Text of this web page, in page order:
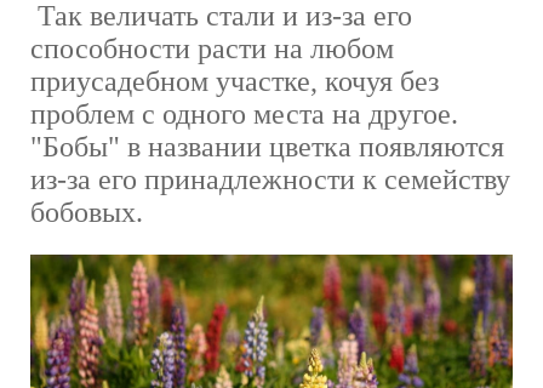
Так величать стали и из-за его
способности расти на любом
приусадебном участке, кочуя без
проблем с одного места на другое.
"Бобы" в названии цветка появляются
из-за его принадлежности к семейству
бобовых.